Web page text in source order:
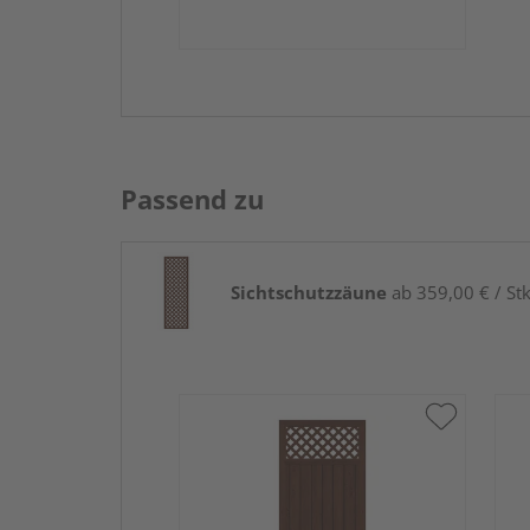
Passend zu
Sichtschutzzäune ab 359,00 € /